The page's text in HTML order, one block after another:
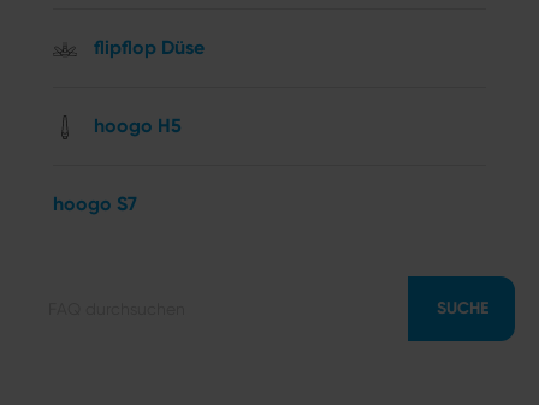
flipflop Düse
hoogo H5
hoogo S7
SUCHE